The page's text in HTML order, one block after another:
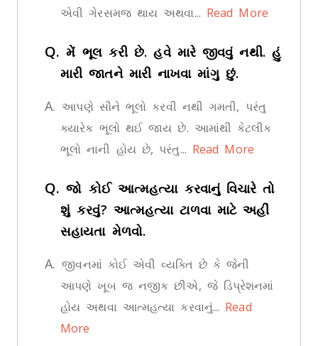
એવી ગેરસમજ થાય અથવા... Read More
Q.મેં ભૂલ કરી છે. હવે મારે જીવવું નથી. હું
મારી જાતને મારી નાખવા માંગુ છું.
A. આપણે સૌને ભૂલો કરવી નથી ગમતી, પરંતુ
ક્યારેક ભૂલો થઈ જાય છે. આમાંથી કેટલીક
ભૂલો નાની હોય છે, પરંતુ... Read More
Q.જો કોઈ આત્મહત્યા કરવાનું વિચારે તો
શું કરવું? આત્મહત્યા ટાળવા માટે અહીં
સહાયતા મેળવો.
A.જીવનમાં કોઈ એવી વ્યક્તિ છે કે જેની
આપણે ખૂબ જ નજીક છીએ, જે ડિપ્રેશનમાં
હોય અથવા આત્મહત્યા કરવાનું... Read
More